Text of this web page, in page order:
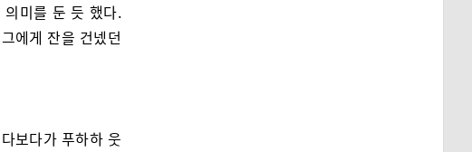
미를 둔 듯 했다.
에게 잔을 건넸던
보다가 푸하하 웃